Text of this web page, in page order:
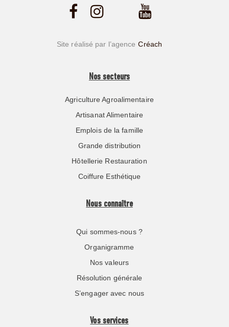
Site réalisé par l’agence Créach
Nos secteurs
Agriculture Agroalimentaire
Artisanat Alimentaire
Emplois de la famille
Grande distribution
Hôtellerie Restauration
Coiffure Esthétique
Nous connaître
Qui sommes-nous ?
Organigramme
Nos valeurs
Résolution générale
S’engager avec nous
Vos services